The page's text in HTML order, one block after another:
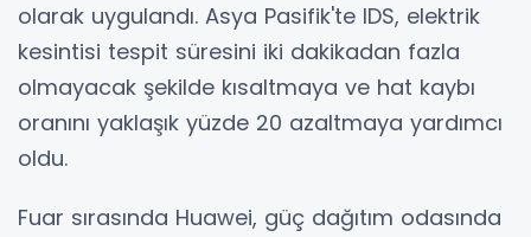
olarak uygulandı. Asya Pasifik'te IDS, elektrik
kesintisi tespit süresini iki dakikadan fazla
olmayacak şekilde kısaltmaya ve hat kaybı
oranını yaklaşık yüzde 20 azaltmaya yardımcı
oldu.
Fuar sırasında Huawei, güç dağıtım odasında